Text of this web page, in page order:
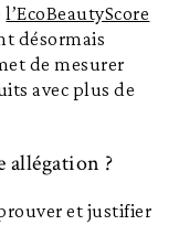
l’EcoBeautyScore
désormais
de mesurer
avec plus de
?
et justifier